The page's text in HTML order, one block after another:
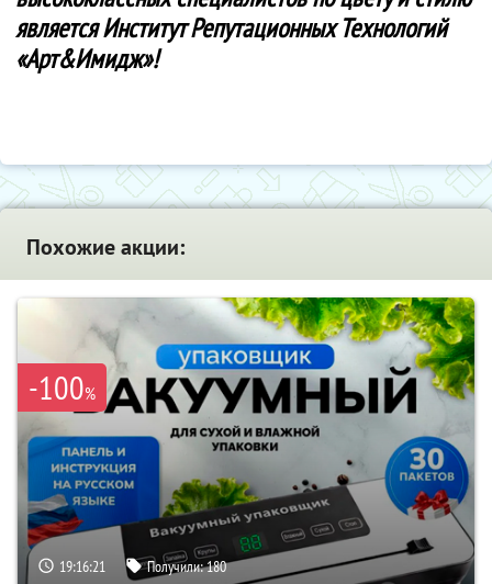
является Институт Репутационных Технологий
«Арт&Имидж»!
Похожие акции:
-100%
19:16:20 Получили:180